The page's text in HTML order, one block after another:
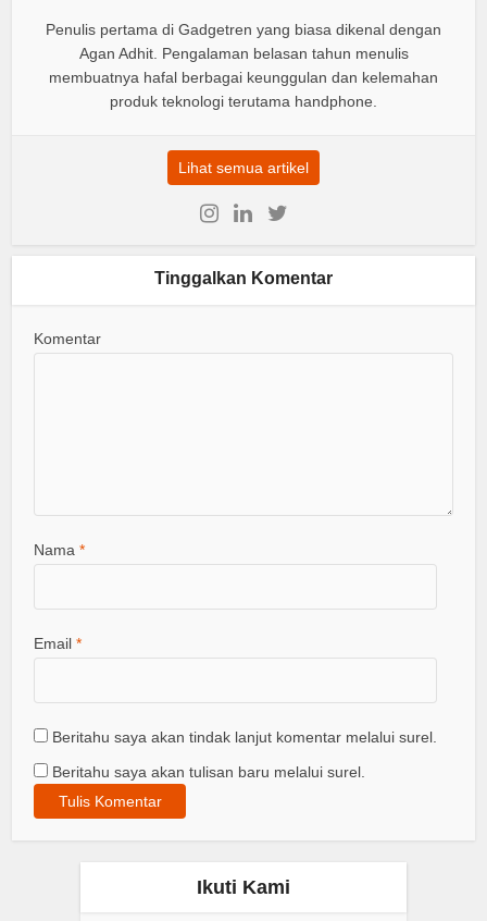
Penulis pertama di Gadgetren yang biasa dikenal dengan
Agan Adhit. Pengalaman belasan tahun menulis
membuatnya hafal berbagai keunggulan dan kelemahan
produk teknologi terutama handphone.
Lihat semua artikel
Tinggalkan Komentar
Komentar
Nama*
Email*
Beritahu saya akan tindak lanjut komentar melalui surel.
Beritahu saya akan tulisan baru melalui surel.
Ikuti Kami